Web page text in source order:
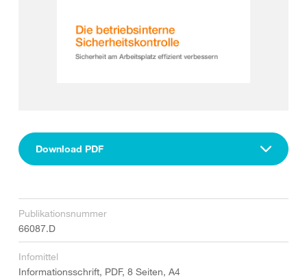
Download PDF
Publikationsnummer
66087.D
Infomittel
Informationsschrift, PDF, 8 Seiten, A4